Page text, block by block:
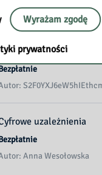
z nas
uzależnienia
Anna Wesołowska
Wyrażam zgodę
prywatności